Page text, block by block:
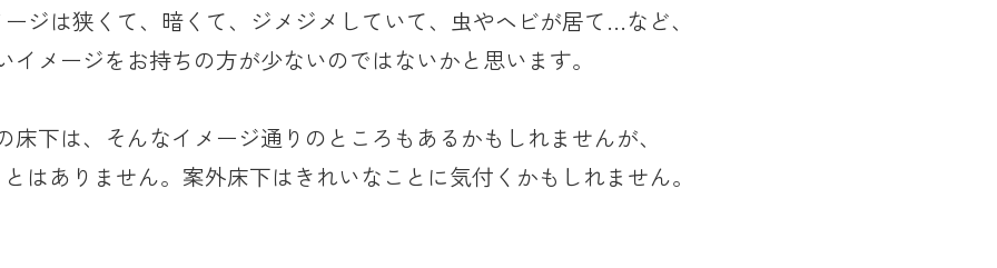
ジは狭くて、暗くて、ジメジメしていて、虫やヘビが居て…など、
イメージをお持ちの方が少ないのではないかと思います。
床下は、そんなイメージ通りのところもあるかもしれませんが、
はありません。案外床下はきれいなことに気付くかもしれません。